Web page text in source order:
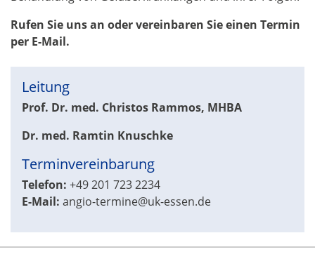
Rufen Sie uns an oder vereinbaren Sie einen Termin
per E-Mail.
Leitung
Prof. Dr. med. Christos Rammos, MHBA
Dr. med. Ramtin Knuschke
Terminvereinbarung
Telefon: +49 201 723 2234
E-Mail: angio-termine@uk-essen.de